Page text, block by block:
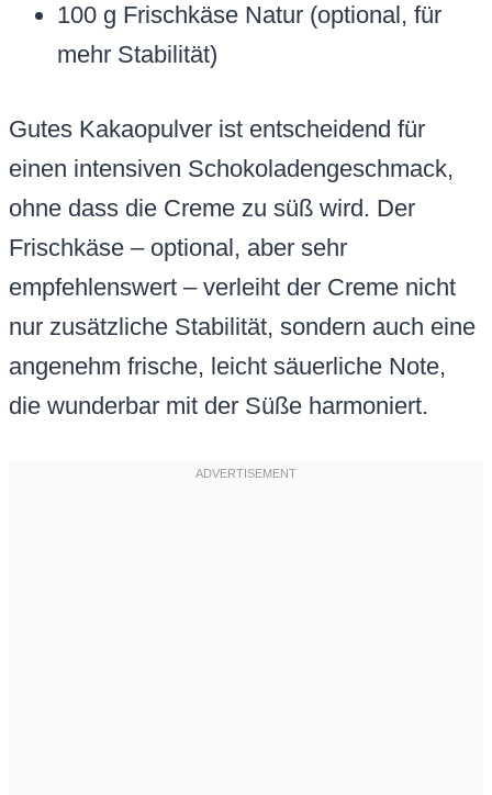
100 g Frischkäse Natur (optional, für
mehr Stabilität)
Gutes Kakaopulver ist entscheidend für
einen intensiven Schokoladengeschmack,
ohne dass die Creme zu süß wird. Der
Frischkäse – optional, aber sehr
empfehlenswert – verleiht der Creme nicht
nur zusätzliche Stabilität, sondern auch eine
angenehm frische, leicht säuerliche Note,
die wunderbar mit der Süße harmoniert.